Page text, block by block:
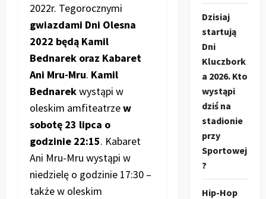
2022r. Tegorocznymi
gwiazdami Dni Olesna
2022 będą Kamil
Bednarek oraz Kabaret
Ani Mru-Mru. Kamil
Bednarekwystąpi w
oleskim amfiteatrzew
sobotę 23 lipca o
godzinie 22:15. Kabaret
Ani Mru-Mru wystąpi w
niedzielę o godzinie 17:30 –
także w oleskim
Dzisiaj
startują
Dni
Kluczbork
a 2026. Kto
wystąpi
dziś na
stadionie
przy
Sportowej
?
Hip-Hop